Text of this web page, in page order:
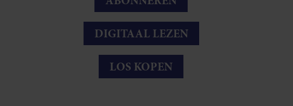
DIGITAAL LEZEN
LOS KOPEN